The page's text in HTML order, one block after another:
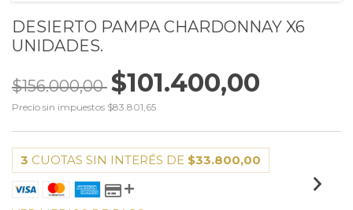
DESIERTO PAMPA CHARDONNAY X6
UNIDADES.
$156.000,00 $101.400,00
Precio sin impuestos $83.801,65
3 CUOTAS SIN INTERÉS DE $33.800,00